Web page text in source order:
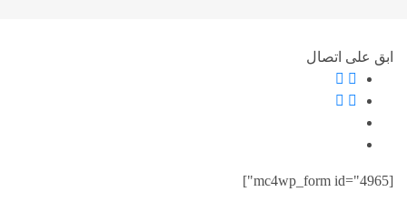
ابق على اتصال
[mc4wp_form id="4965"]